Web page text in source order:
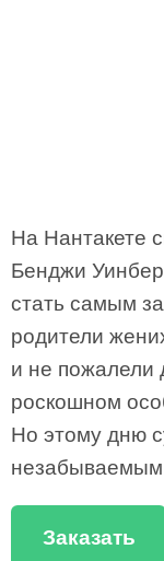
На Нантакете
Бенджи
стать самым
родители
и не пожалели
роскошном
Но этому дню
незабываемым
Заказать